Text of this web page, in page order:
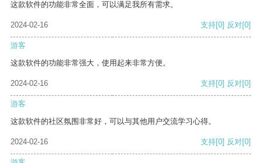
这款软件的功能非常全面，可以满足我所有需求。
2024-02-16 支持[0] 反对[0]
游客
这款软件的功能非常强大，使用起来非常方便。
2024-02-16 支持[0] 反对[0]
游客
这款软件的社区氛围非常好，可以与其他用户交流学习心得。
2024-02-16 支持[0] 反对[0]